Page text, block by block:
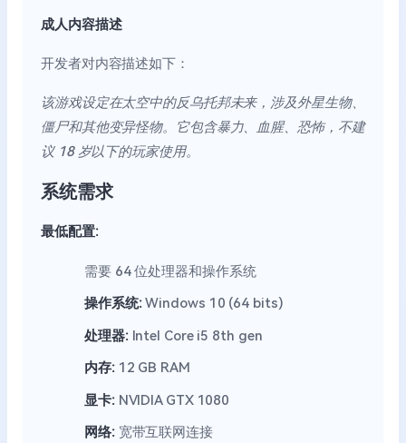
成人内容描述
开发者对内容描述如下：
该游戏设定在太空中的反乌托邦未来，涉及外星生物、
僵尸和其他变异怪物。它包含暴力、血腥、恐怖，不建
议 18 岁以下的玩家使用。
系统需求
最低配置:
需要 64 位处理器和操作系统
操作系统:Windows 10 (64 bits)
处理器:Intel Core i5 8th gen
内存:12 GB RAM
显卡:NVIDIA GTX 1080
网络:宽带互联网连接